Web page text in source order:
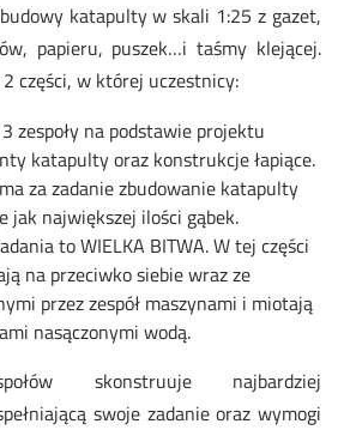
katapulty w skali 1:25 z gazet,
papieru, puszek…i taśmy klejącej.
części, w której uczestnicy:
zespoły na podstawie projektu
katapulty oraz konstrukcje łapiące.
za zadanie zbudowanie katapulty
jak największej ilości gąbek.
to WIELKA BITWA. W tej części
na przeciwko siebie wraz ze
przez zespół maszynami i miotają
nasączonymi wodą.
skonstruuje najbardziej
swoje zadanie oraz wymogi